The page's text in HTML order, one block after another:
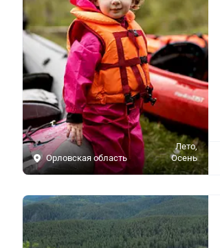
Орловская область
Лето,
Осень